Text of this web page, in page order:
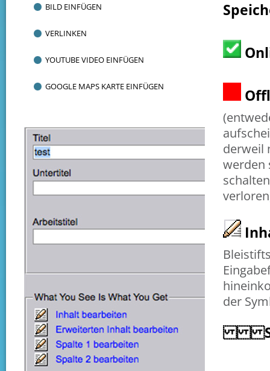
BILD EINFÜGEN
VERLINKEN
YOUTUBE VIDEO EINFÜGEN
GOOGLE MAPS KARTE EINFÜGEN
derweil
werden
der